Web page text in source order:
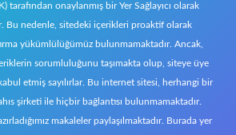
tarafından onaylanmış bir Yer Sağlayıcı olarak
Bu nedenle, sitedeki içerikleri proaktif olarak
yükümlülüğümüz bulunmamaktadır. Ancak,
sorumluluğunu taşımakta olup, siteye üye
etmiş sayılırlar. Bu internet sitesi, herhangi bir
şirketi ile hiçbir bağlantısı bulunmamaktadır.
makaleler paylaşılmaktadır. Burada yer